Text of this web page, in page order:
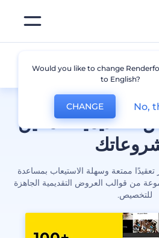
التقديمية لتمكين
ممتعة وسهلة الاستيعاب بمساعدة
من قوالب العروض التقديمية الجاهزة
للتخصيص.
Would you like to change
to English?
CHANGE No,